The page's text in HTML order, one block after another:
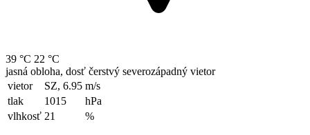
39 °C 22 °C
jasná obloha, dosť čerstvý severozápadný vietor
vietor
SZ, 6.95 m/s
tlak
1015
hPa
vlhkosť 21 %